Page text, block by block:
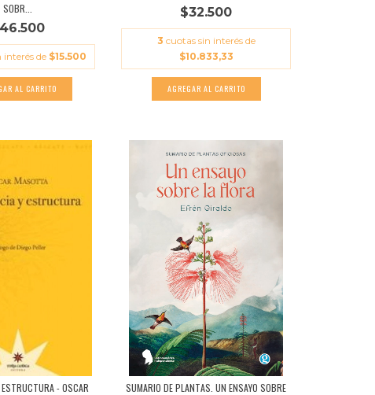
SOBR...
interés de $15.500
$32.500
3 cuotas sin interés de
$10.833,33
- OSCAR
SUMARIO DE PLANTAS. UN ENSAYO SOBRE